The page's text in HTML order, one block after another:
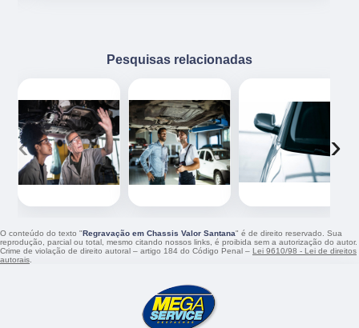
Pesquisas relacionadas
‹ ›
O conteúdo do texto "Regravação em Chassis Valor Santana" é de direito reservado. Sua
reprodução, parcial ou total, mesmo citando nossos links, é proibida sem a autorização do autor.
Crime de violação de direito autoral – artigo 184 do Código Penal – Lei 9610/98 - Lei de direitos
autorais